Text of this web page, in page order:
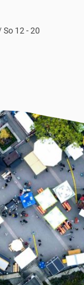
So 12 - 20